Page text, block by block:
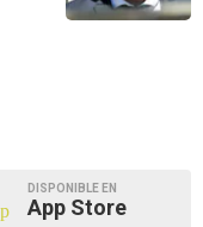
DISPONIBLE EN
App Store